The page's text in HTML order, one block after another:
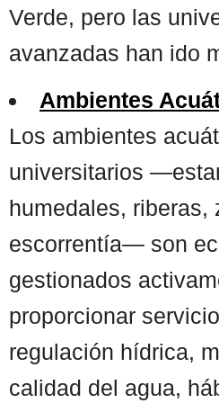
Verde, pero las
avanzadas han ido
Ambientes
Los ambientes
universitarios
humedales, riberas,
escorrentía— son
gestionados
proporcionar
regulación hídrica,
calidad del agua,